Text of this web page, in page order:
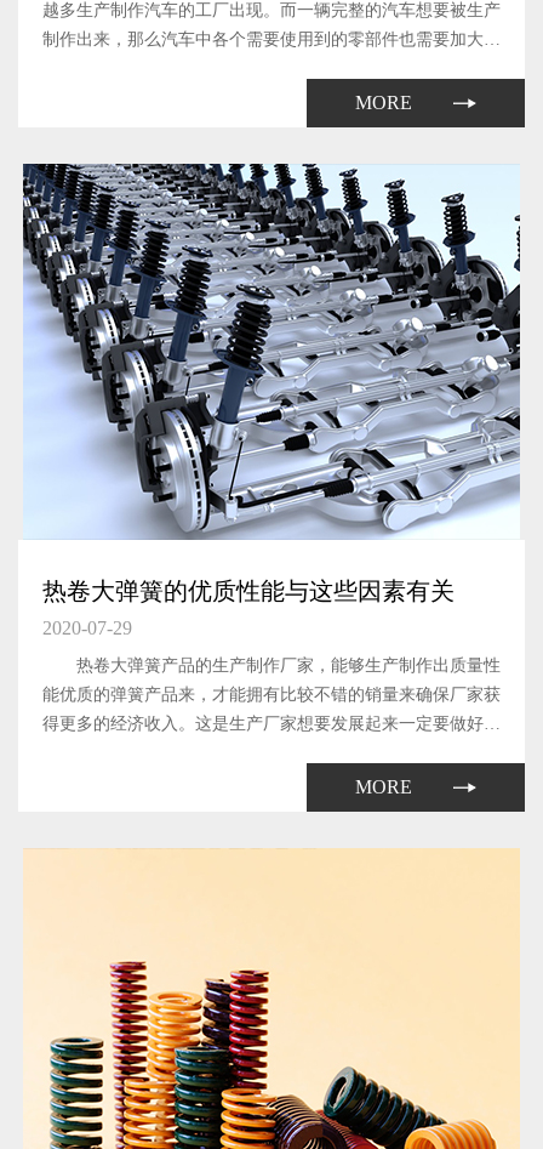
越多生产制作汽车的工厂出现。而一辆完整的汽车想要被生产
制作出来，那么汽车中各个需要使用到的零部件也需要加大生
MORE
热卷大弹簧的优质性能与这些因素有关
2020-07-29
热卷大弹簧产品的生产制作厂家，能够生产制作出质量性
能优质的弹簧产品来，才能拥有比较不错的销量来确保厂家获
得更多的经济收入。这是生产厂家想要发展起来一定要做好的
质量和性能都与哪些因素有关系呢?下面本文就来简单地介绍
MORE